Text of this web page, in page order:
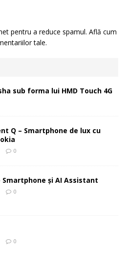
pentru a reduce spamul. Află cum
tale.
sub forma lui HMD Touch 4G
Q – Smartphone de lux cu
0
Smartphone și AI Assistant
0
0